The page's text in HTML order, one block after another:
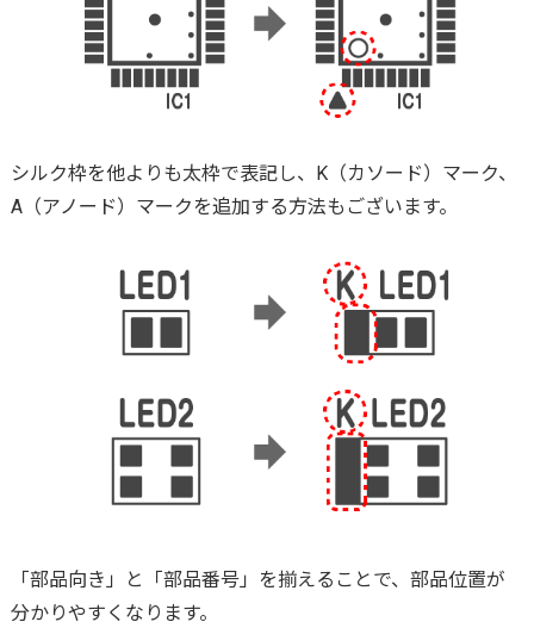
シルク枠を他よりも太枠で表記し、K（カソード）マーク、
A（アノード）マークを追加する方法もございます。
「部品向き」と「部品番号」を揃えることで、部品位置が
分かりやすくなります。